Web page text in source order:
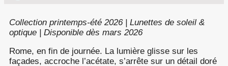
Collection printemps-été 2026 | Lunettes de soleil &
optique | Disponible dès mars 2026
Rome, en fin de journée. La lumière glisse sur les
façades, accroche l’acétate, s’arrête sur un détail doré